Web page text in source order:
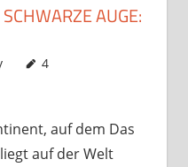
AUGE:
4
auf dem Das
auf der Welt